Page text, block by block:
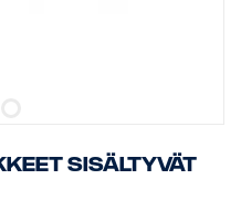
sisältyvät